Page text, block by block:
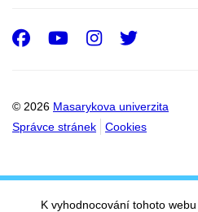
© 2026 Masarykova univerzita
Správce stránek
Cookies
Facebook
Youtube
K vyhodnocování tohoto